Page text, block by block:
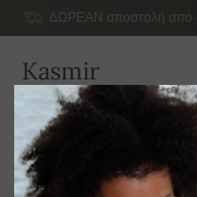
ΔΩΡΕΑΝ αποστολή από
Kasmir
ΕΛΛΆΔΑ
ΌΛΑ ΤΑ ΠΡΟΪΌΝΤΑ